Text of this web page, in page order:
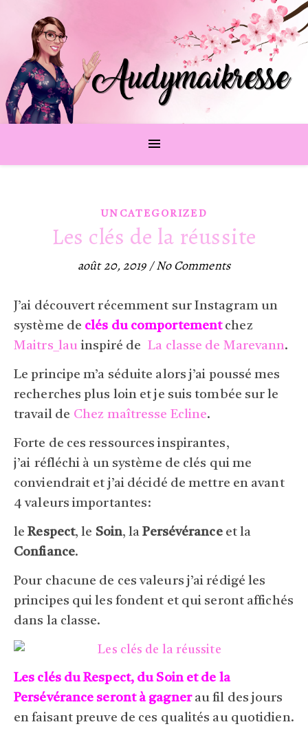
UNCATEGORIZED
Les clés de la réussite
août 20, 2019/ No Comments
J’ai découvert récemment sur Instagram un
système de clés du comportementchez
Maitrs_lau inspiré de La classe de Marevann.
Le principe m’a séduite alors j’ai poussé mes
recherches plus loin et je suis tombée sur le
travail de Chez maîtresse Ecline.
Forte de ces ressources inspirantes,
j’ai réfléchi à un système de clés qui me
conviendrait et j’ai décidé de mettre en avant
4 valeurs importantes:
leRespect, le Soin, laPersévéranceet la
Confiance.
Pour chacune de ces valeurs j’ai rédigé les
principes qui les fondent et qui seront affichés
dans la classe.
Les clés du Respect, du Soin et de la
Persévérance seront à gagnerau fil des jours
en faisant preuve de ces qualités au quotidien.